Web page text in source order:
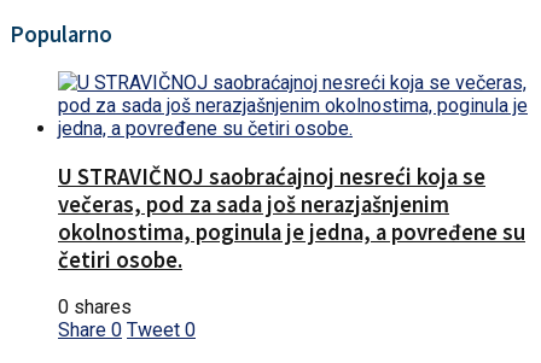
Popularno
U STRAVIČNOJ saobraćajnoj nesreći koja se
večeras, pod za sada još nerazjašnjenim
okolnostima, poginula je jedna, a povređene su
četiri osobe.
0 shares
Share 0 Tweet 0